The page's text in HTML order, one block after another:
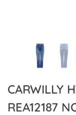
CARWILLY
REA12187